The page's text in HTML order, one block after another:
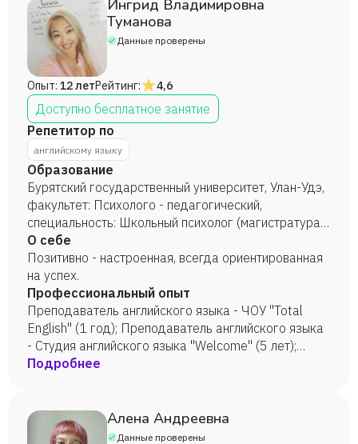
Ингрид Владимировна
Туманова
Данные проверены
Опыт: 12 летРейтинг: 4,6
Доступно бесплатное занятие
Репетитор по
английскому языку
Образование
Бурятский государственный университет, Улан-Удэ,
факультет: Психолого - педагогический,
специальность: Школьный психолог (магистратура),
2017 г. Mongolia International University, факультет:
Педагогический, специальность: Иностранный язык
(бакалавриат), 2010 г.
О себе
Позитивно - настроенная, всегда ориентированная
на успех.
Профессиональный опыт
Преподаватель английского языка - ЧОУ "Total
English" (1 год); Преподаватель английского языка
- Студия английского языка "Welcome" (5 лет);
Преподаватель английского языка - языковая
Training" (1 год).
Подробнее
Алена Андреевна
Данные проверены